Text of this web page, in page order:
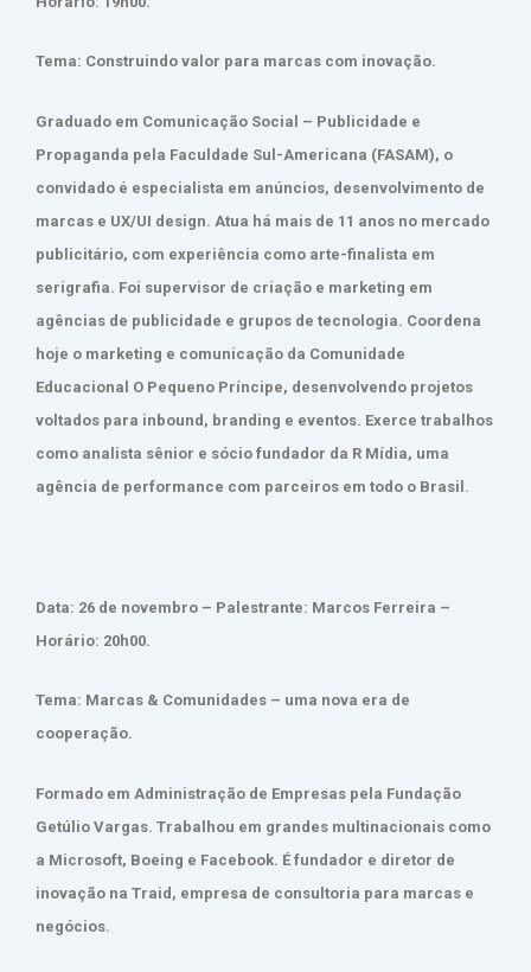
Tema: Construindo valor para marcas com inovação.
Graduado em Comunicação Social – Publicidade e
Propaganda pela Faculdade Sul-Americana (FASAM), o
convidado é especialista em anúncios, desenvolvimento de
marcas e UX/UI design. Atua há mais de 11 anos no mercado
publicitário, com experiência como arte-finalista em
serigrafia. Foi supervisor de criação e marketing em
agências de publicidade e grupos de tecnologia. Coordena
hoje o marketing e comunicação da Comunidade
Educacional O Pequeno Príncipe, desenvolvendo projetos
voltados para inbound, branding e eventos. Exerce trabalhos
como analista sênior e sócio fundador da R Mídia, uma
agência de performance com parceiros em todo o Brasil.
Data: 26 de novembro – Palestrante: Marcos Ferreira –
Horário: 20h00.
Tema: Marcas & Comunidades – uma nova era de
cooperação.
Formado em Administração de Empresas pela Fundação
Getúlio Vargas. Trabalhou em grandes multinacionais como
a Microsoft, Boeing e Facebook. É fundador e diretor de
inovação na Traid, empresa de consultoria para marcas e
negócios.